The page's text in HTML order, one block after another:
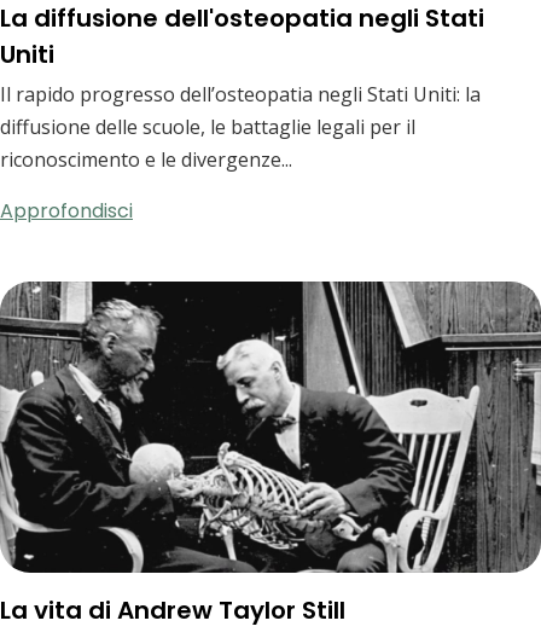
La diffusione dell'osteopatia negli Stati
Uniti
Il rapido progresso dell’osteopatia negli Stati Uniti: la
diffusione delle scuole, le battaglie legali per il
riconoscimento e le divergenze...
Approfondisci
La vita di Andrew Taylor Still